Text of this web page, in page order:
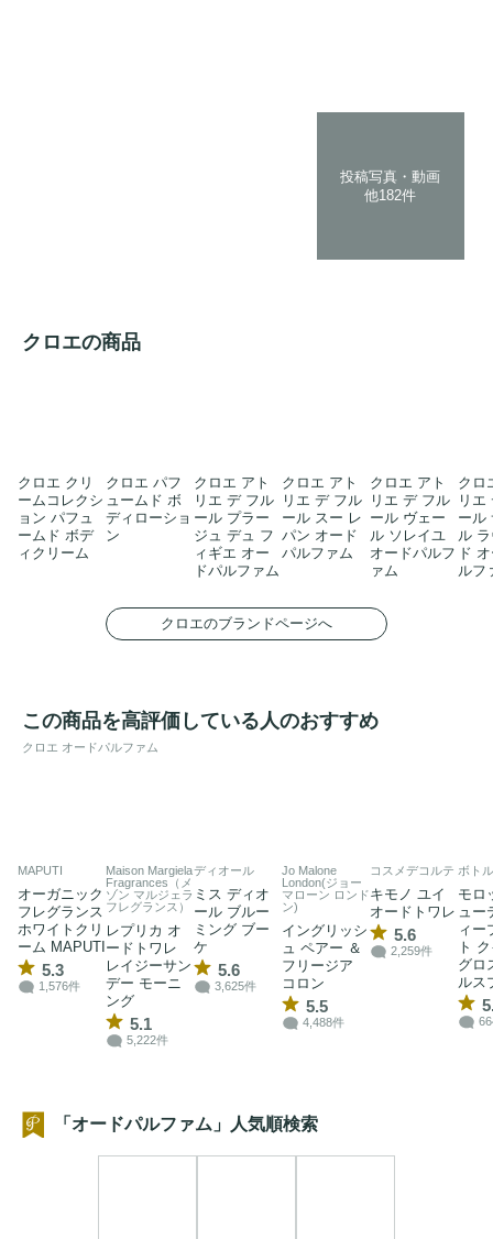
投稿写真・動画
他182件
クロエの商品
クロエ クリ
ームコレクシ
ョン パフュ
ームド ボデ
ィクリーム
クロエ パフ
ュームド ボ
ディローショ
ン
クロエ アト
リエ デ フル
ール プラー
ジュ デュ フ
ィギエ オー
ドパルファム
クロエ アト
リエ デ フル
ール スー レ
パン オード
パルファム
クロエ アト
リエ デ フル
ール ヴェー
ル ソレイユ
オードパルフ
ァム
クロ
リエ
ール
ル
ド
ルフ
クロエのブランドページへ
この商品を高評価している人のおすすめ
クロエ オードパルファム
MAPUTI
オーガニック
フレグランス
ホワイトクリ
ーム MAPUTI
5.3
1,576件
Maison Margiela
Fragrances（メ
ゾン マルジェラ
フレグランス）
レプリカ オ
ードトワレ
レイジーサン
デー モーニ
ング
5.1
5,222件
ディオール
ミス ディオ
ール ブルー
ミング ブー
ケ
5.6
3,625件
Jo Malone
London(ジョー
マローン ロンド
ン)
イングリッシ
ュ ペアー ＆
フリージア
コロン
5.5
4,488件
コスメデコルテ
キモノ ユイ
オードトワレ
5.6
2,259件
ボト
モロ
ュー
ィー
ト
グロ
ルス
「オードパルファム」人気順検索